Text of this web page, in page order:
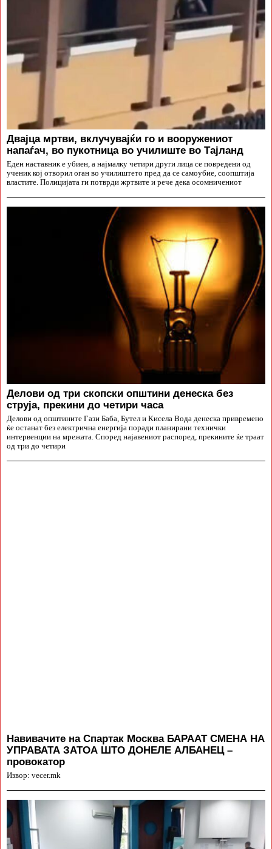
Двајца мртви, вклучувајќи го и вооружениот
напаѓач, во пукотница во училиште во Тајланд
Еден наставник е убиен, а најмалку четири други лица се повредени од
ученик кој отворил оган во училиштето пред да се самоубие, соопштија
властите. Полицијата ги потврди жртвите и рече дека осомничениот
Делови од три скопски општини денеска без
струја, прекини до четири часа
Делови од општините Гази Баба, Бутел и Кисела Вода денеска привремено
ќе останат без електрична енергија поради планирани технички
интервенции на мрежата. Според најавениот распоред, прекините ќе траат
од три до четири
Навивачите на Спартак Москва БАРААТ СМЕНА НА
УПРАВАТА ЗАТОА ШТО ДОНЕЛЕ АЛБАНЕЦ –
провокатор
Извор: vecer.mk